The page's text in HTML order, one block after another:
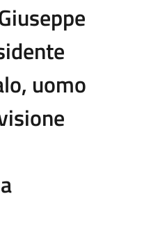
uomo